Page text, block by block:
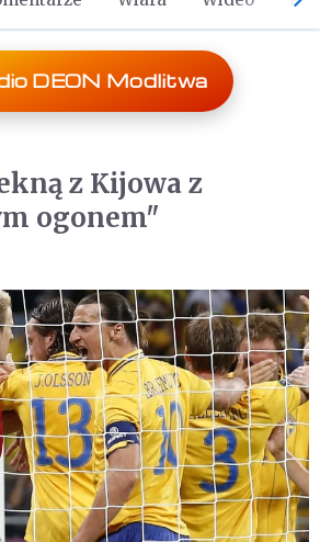
DEON Modlitwa
z Kijowa z
ogonem"